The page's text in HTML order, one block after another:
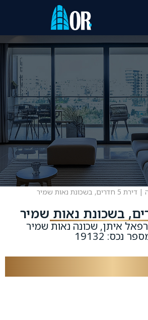
| דירת 5 חדרים, בשכונת נאות שמיר
איתן, שכונה נאות שמיר
נכס: 19132